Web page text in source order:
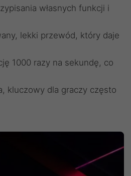
własnych funkcji i
lekki przewód, który daje
1000 razy na sekundę, co
kluczowy dla graczy często